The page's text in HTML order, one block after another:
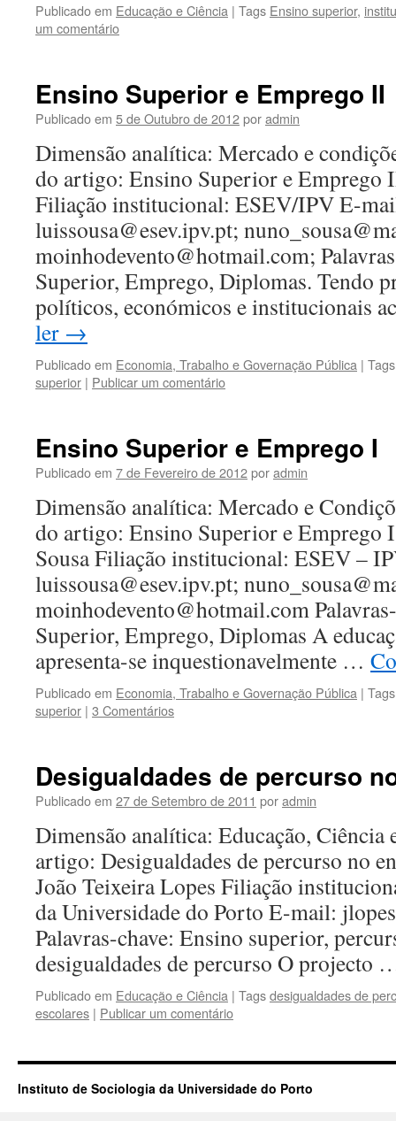
Publicado em Educação e Ciência | Tags Ensino superior,
um comentário
Ensino Superior e Emprego II
Publicado em 5 de Outubro de 2012poradmin
Dimensão analítica: Mercado e
do artigo: Ensino Superior e Emprego
Filiação institucional: ESEV/IPV E-
luissousa@esev.ipv.pt;
moinhodevento@hotmail.com;
Superior, Emprego, Diplomas. Tendo
políticos, económicos e institucionais
ler →
Publicado em Economia, Trabalho e Governação Pública | Tags
superior | Publicar um comentário
Ensino Superior e Emprego I
Publicado em 7 de Fevereiro de 2012poradmin
Dimensão analítica: Mercado e
do artigo: Ensino Superior e Emprego
Sousa Filiação institucional: ESEV –
luissousa@esev.ipv.pt;
moinhodevento@hotmail.com
Superior, Emprego, Diplomas A
apresenta-se inquestionavelmente …
Publicado em Economia, Trabalho e Governação Pública | Tags
superior | 3 Comentários
Desigualdades de percurso
Publicado em 27 de Setembro de 2011 poradmin
Dimensão analítica: Educação,
artigo: Desigualdades de percurso no
João Teixeira Lopes Filiação
da Universidade do Porto E-mail:
Palavras-chave: Ensino superior,
desigualdades de percurso O projecto
Publicado em Educação e Ciência | Tagsdesigualdades de
escolares | Publicar um comentário
Instituto de Sociologia da Universidade do Porto